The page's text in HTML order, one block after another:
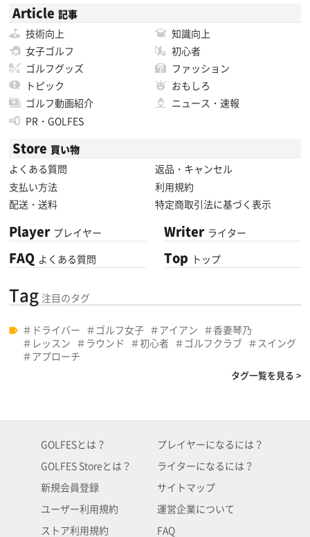
Article 記事
技術向上
知識向上
女子ゴルフ
初心者
ゴルフグッズ
ファッション
トピック
おもしろ
ゴルフ動画紹介
ニュース・速報
PR・GOLFES
Store 買い物
よくある質問
返品・キャンセル
支払い方法
利用規約
配送・送料
特定商取引法に基づく表示
Player プレイヤー
FAQ よくある質問
Writer ライター
Top トップ
Tag 注目のタグ
ドライバー ゴルフ女子 アイアン
香妻琴乃
レッスン
ラウンド 初心者 ゴルフクラブ
スイング
アプローチ
タグ一覧を見る >
GOLFESとは？
GOLFES Storeとは？
新規会員登録
ユーザー利用規約
ストア利用規約
プレイヤーになるには？
ライターになるには？
サイトマップ
運営企業について
FAQ